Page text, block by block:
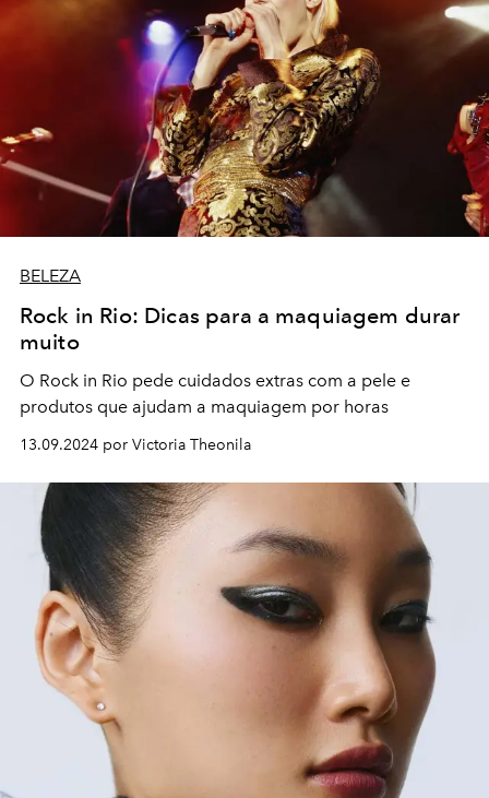
BELEZA
Rock in Rio: Dicas para a maquiagem durar
muito
O Rock in Rio pede cuidados extras com a pele e
produtos que ajudam a maquiagem por horas
13.09.2024 por Victoria Theonila